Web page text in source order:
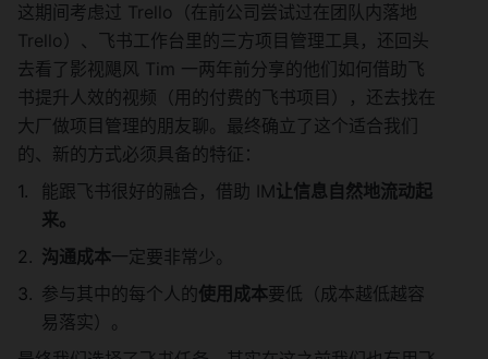
这期间考虑过 Trello（在前公司尝试过在团队内落地
Trello）、飞书工作台里的三方项目管理工具，还回头
去看了影视飓风 Tim 一两年前分享的他们如何借助飞
书提升人效的视频（用的付费的飞书项目），还去找在
大厂做项目管理的朋友聊。最终确立了这个适合我们
的、新的方式必须具备的特征：
能跟飞书很好的融合，借助 IM让信息自然地流动起
来。
沟通成本一定要非常少。
参与其中的每个人的使用成本要低（成本越低越容
易落实）。